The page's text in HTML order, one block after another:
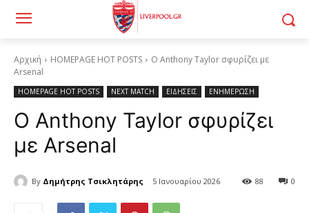
Αρχική HOMEPAGE HOT POSTS
Ο Anthony Taylor σφυρίζει με
Arsenal
HOMEPAGE HOT POSTS NEXT MATCH ΕΙΔΗΣΕΙΣ ΕΝΗΜΕΡΩΣΗ
Ο Anthony Taylor σφυρίζει
με Arsenal
By Δημήτρης Τσικλητάρης 5 Ιανουαρίου 2026 0
88